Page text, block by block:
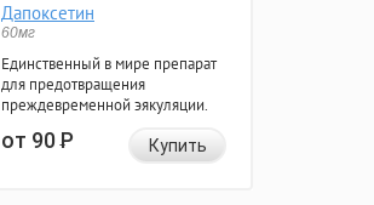
Дапоксетин
60мг
Единственный в мире препарат
для предотвращения
преждевременной эякуляции.
от 90Р Купить